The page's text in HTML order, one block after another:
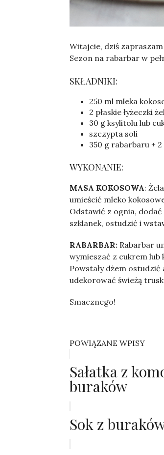
Sylwia
Witajcie, dziś
Sezon na rabarbar w
SKŁADNIKI:
250 ml mleka
2 płaskie łyżeczki
30 g ksylitolu lub
szczypta soli
350 g rabarbaru +
WYKONANIE:
MASA KOKOSOWA:
umieścić mleko
Odstawić z ognia,
szklanek, ostudzić i
RABARBAR: Rabarbar
wymieszać z cukrem lub
Powstały dżem ostudzić
udekorować świeżą
Smacznego!
POWIĄZANE WPISY
Sałatka z
buraków
Sok z